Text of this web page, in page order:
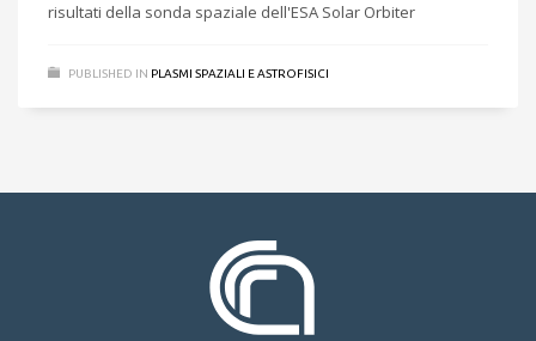
risultati della sonda spaziale dell'ESA Solar Orbiter
PUBLISHED IN PLASMI SPAZIALI E ASTROFISICI